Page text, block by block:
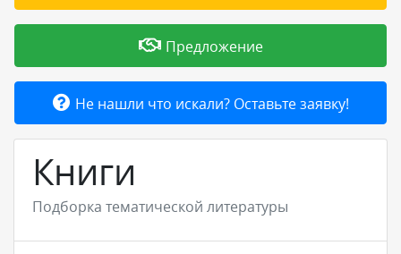
Товары и услуги
Добавить товар или услугу
Предложение
Не нашли что искали? Оставьте заявку!
Книги
Подборка тематической литературы